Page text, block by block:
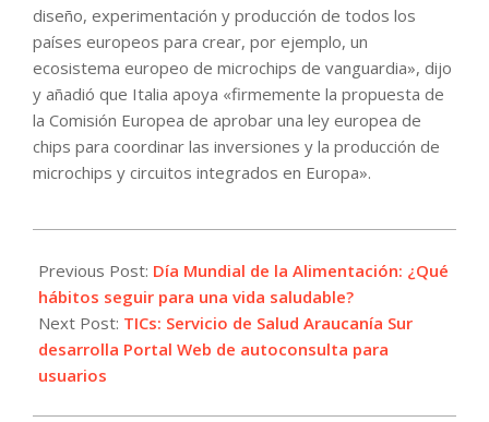
diseño, experimentación y producción de todos los
países europeos para crear, por ejemplo, un
ecosistema europeo de microchips de vanguardia», dijo
y añadió que Italia apoya «firmemente la propuesta de
la Comisión Europea de aprobar una ley europea de
chips para coordinar las inversiones y la producción de
microchips y circuitos integrados en Europa».
10-
20
Previous Post: Día Mundial de la Alimentación: ¿Qué
hábitos seguir para una vida saludable?
Next Post: TICs: Servicio de Salud Araucanía Sur
desarrolla Portal Web de autoconsulta para
usuarios